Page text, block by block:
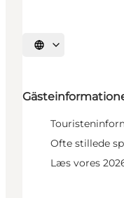
Sprache auswählen
Ofte stillede
Læs vores